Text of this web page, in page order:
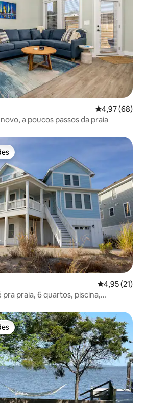
Classificação
4,97 (68)
a poucos passos da praia
Classificação
4,95 (21)
praia, 6 quartos, piscina,